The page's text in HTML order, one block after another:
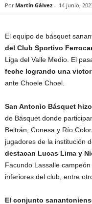
Por Martín Gálvez - 14 junio,
El equipo de básquet
del Club Sportivo
Liga del Valle Medio. El
feche logrando una
ante Choele Choel.
San Antonio Básquet
de Básquet donde
Beltrán, Conesa y Río
jugadores de la institución
destacan Lucas Lima y
Facundo Lassalle
inferiores del club, entre
El conjunto